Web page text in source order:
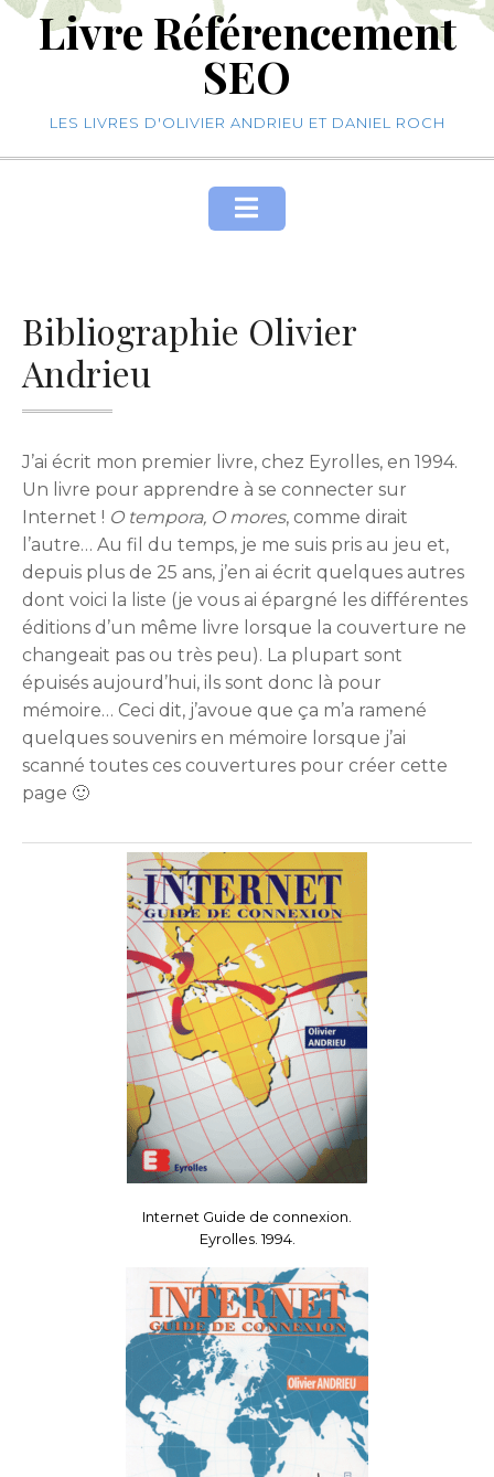
SkipLivre Référencement
SEO
LES LIVRES D'OLIVIER ANDRIEU ET DANIEL ROCH
Bibliographie Olivier
Andrieu
J’ai écrit mon premier livre, chez Eyrolles, en 1994.
Un livre pour apprendre à se connecter sur
Internet ! O tempora, O mores, comme dirait
l’autre… Au fil du temps, je me suis pris au jeu et,
depuis plus de 25 ans, j’en ai écrit quelques autres
dont voici la liste (je vous ai épargné les différentes
éditions d’un même livre lorsque la couverture ne
changeait pas ou très peu). La plupart sont
épuisés aujourd’hui, ils sont donc là pour
mémoire… Ceci dit, j’avoue que ça m’a ramené
quelques souvenirs en mémoire lorsque j’ai
scanné toutes ces couvertures pour créer cette
page 🙂
Internet Guide de connexion.
Eyrolles. 1994.